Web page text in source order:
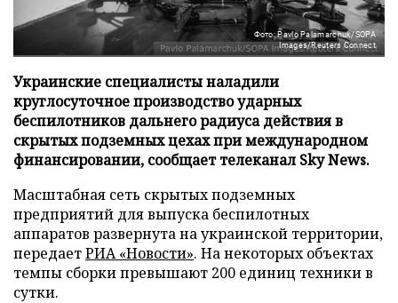
Фото: Pavlo Palamarchuk/SOPA
Images/Reuters Connect
Украинские специалисты наладили
круглосуточное производство ударных
беспилотников дальнего радиуса действия в
скрытых подземных цехах при международном
финансировании, сообщает телеканал Sky News.
Масштабная сеть скрытых подземных
предприятий для выпуска беспилотных
аппаратов развернута на украинской территории,
передаетРИА «Новости». На некоторых объектах
темпы сборки превышают 200 единиц техники в
сутки.